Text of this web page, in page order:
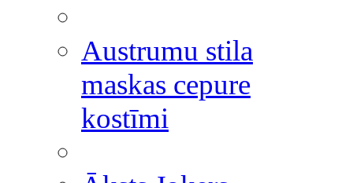
Austrumu stila
maskas cepure
kostīmi